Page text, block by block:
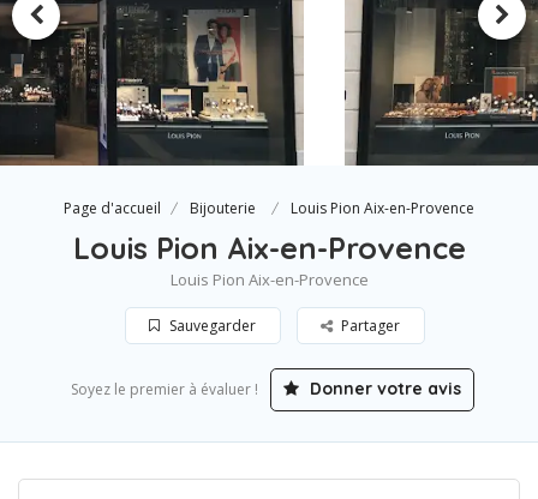
Page d'accueil Bijouterie Louis Pion Aix-en-Provence
Louis Pion Aix-en-Provence
Louis Pion Aix-en-Provence
Sauvegarder Partager
Soyez le premier à évaluer ! Donner votre avis